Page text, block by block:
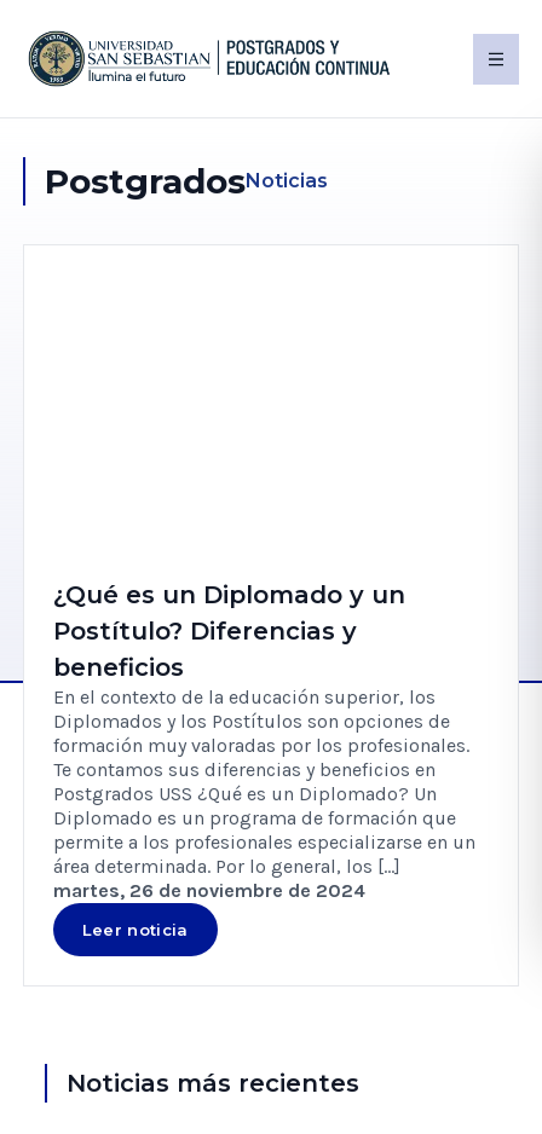
PostgradosNoticias
¿Qué es un Diplomado y un
Postítulo? Diferencias y
beneficios
En el contexto de la educación superior, los
Diplomados y los Postítulos son opciones de
formación muy valoradas por los profesionales.
Te contamos sus diferencias y beneficios en
Postgrados USS ¿Qué es un Diplomado? Un
Diplomado es un programa de formación que
permite a los profesionales especializarse en un
área determinada. Por lo general, los […]
martes, 26 de noviembre de 2024
Leer noticia
Noticias más recientes